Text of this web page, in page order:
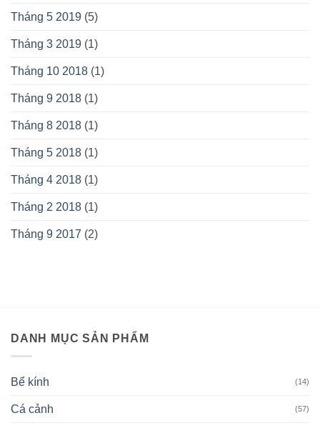
Tháng 5 2019 (5)
Tháng 3 2019 (1)
Tháng 10 2018 (1)
Tháng 9 2018 (1)
Tháng 8 2018 (1)
Tháng 5 2018 (1)
Tháng 4 2018 (1)
Tháng 2 2018 (1)
Tháng 9 2017 (2)
DANH MỤC SẢN PHẨM
Bể kính (14)
Cá cảnh (57)